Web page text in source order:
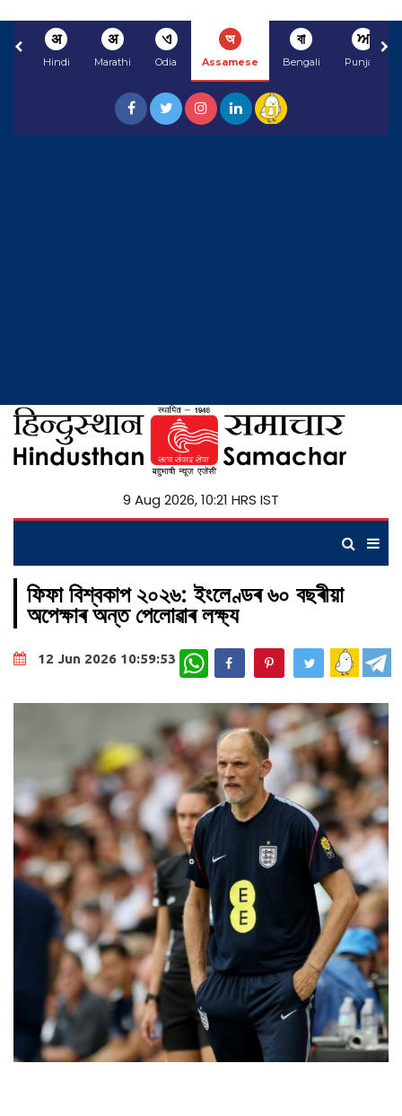
अ
Hindi
अ
Marathi
ଏ
Odia
অ
Assamese
বা
Bengali
ਅ
Punjabi
9 Aug 2026, 10:21 HRS IST
ফিফা বিশ্বকাপ ২০২৬: ইংলেণ্ডৰ ৬০ বছৰীয়া
অপেক্ষাৰ অন্ত পেলোৱাৰ লক্ষ্য
12 Jun 2026 10:59:53 WhatsApp